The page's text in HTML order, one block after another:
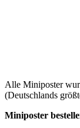
Alle Miniposter
(Deutschlands
Miniposter